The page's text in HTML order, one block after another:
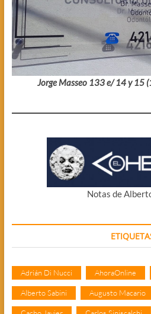
Jorge Masseo 133 e/ 14 y 15
Notas de
Adrián Di Nucci AhoraOnline
Alberto Sabini Augusto Macario